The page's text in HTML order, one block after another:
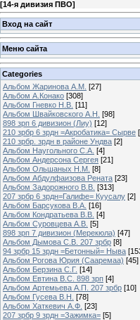
[14-я дивизия ПВО]
Вход на сайт
Меню сайта
Categories
Альбом Жаринова А.М. [27]
Альбом А.Конако [308]
Альбом Гневко Н.В. [11]
Альбом Швайковского А.Н. [98]
898 зрп 6 дивизион (Лиу) [12]
210 зрбр 6 зрдн =Акробатика= Сырве
210 зрбр. зрдн в районе Ундва [2]
Альбом Наугольного С.А. [4]
Альбом Андерсона Сергея [21]
Альбом Ольшаных Н.М. [8]
Альбом Абдулфаизова Рената [23]
Альбом Задорожного В.В. [313]
207 зрбр 6 зрдн=Галифе= Куусалу [2]
Альбом Барсукова В.А. [16]
Альбом Кондратьева В.В. [4]
Альбом Суровцева А.В. [5]
898 зрп 7 дивизион (Мерекюла) [47]
Альбом Дымова С.В. 207 зрбр [8]
94 зрбр 15 зрдн =Бетонный= Ныва
Альбом Рогова Юрия (Сааремаа) [45]
Альбом Берзина С.Г. [14]
Альбом Евтина В.С. 898 зрп [4]
Альбом Артемьева А.П. 207 зрбр [10]
Альбом Гусева В.Н. [78]
Альбом Хаткевич А.Ф. [23]
207 зрбр 9 зрдн =Зажимка= [5]